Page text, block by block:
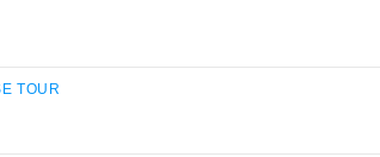
TOUR